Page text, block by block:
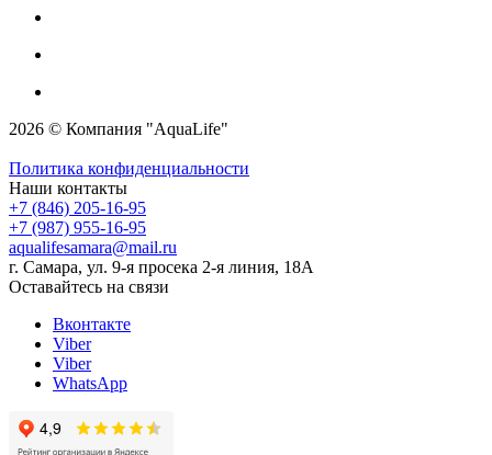
2026 © Компания "AquaLife"
Политика конфиденциальности
Наши контакты
+7 (846) 205-16-95
+7 (987) 955-16-95
aqualifesamara@mail.ru
г. Самара, ул. 9-я просека 2-я линия, 18А
Оставайтесь на связи
Вконтакте
Viber
Viber
WhatsApp